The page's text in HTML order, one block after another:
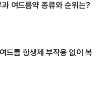
여드름약 종류와 순위는?
드름 항생제 부작용 없이 복